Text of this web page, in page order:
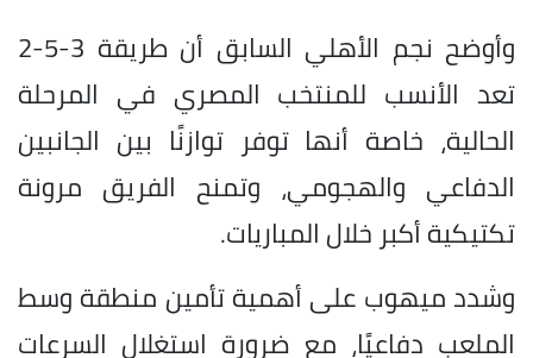
وأوضح نجم الأهلي السابق أن طريقة 3-5-2
تعد الأنسب للمنتخب المصري في المرحلة
الحالية، خاصة أنها توفر توازنًا بين الجانبين
الدفاعي والهجومي، وتمنح الفريق مرونة
تكتيكية أكبر خلال المباريات.
وشدد ميهوب على أهمية تأمين منطقة وسط
الملعب دفاعيًا، مع ضرورة استغلال السرعات